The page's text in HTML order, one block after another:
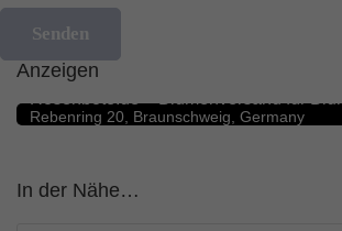
Anzeigen
Blumengeschäfte
Rebenring 20, Braunschweig, Germany
In der Nähe…